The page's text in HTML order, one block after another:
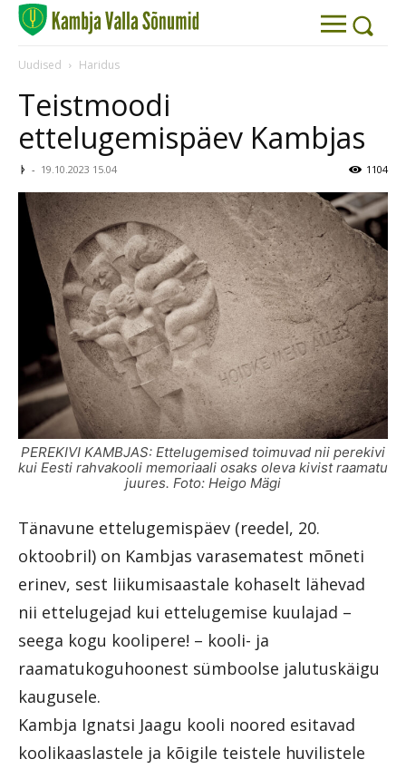
Uudised Haridus
Teistmoodi
ettelugemispäev Kambjas
ᚦ - 19.10.2023 15.04 1104
PEREKIVI KAMBJAS: Ettelugemised toimuvad nii perekivi
kui Eesti rahvakooli memoriaali osaks oleva kivist raamatu
juures. Foto: Heigo Mägi
Tänavune ettelugemispäev (reedel, 20.
oktoobril) on Kambjas varasematest mõneti
erinev, sest liikumisaastale kohaselt lähevad
nii ettelugejad kui ettelugemise kuulajad –
seega kogu koolipere! – kooli- ja
raamatukoguhoonest sümboolse jalutuskäigu
kaugusele.
Kambja Ignatsi Jaagu kooli noored esitavad
koolikaaslastele ja kõigile teistele huvilistele